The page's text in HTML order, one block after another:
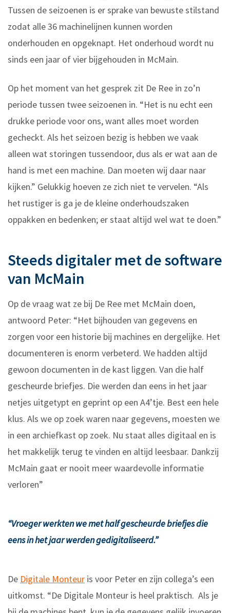
Tussen de seizoenen is er sprake van bewuste stilstand
zodat alle 36 machinelijnen kunnen worden
onderhouden en opgeknapt. Het onderhoud wordt nu
sinds een jaar of vier bijgehouden in McMain.
Op het moment van het gesprek zit De Ree in zo’n
periode tussen twee seizoenen in. “Het is nu echt een
drukke periode voor ons, want alles moet worden
gecheckt. Als het seizoen bezig is hebben we vaak
alleen wat storingen tussendoor, dus als er wat aan de
hand is met een machine. Dan moeten wij daar naar
kijken.” Gelukkig hoeven ze zich niet te vervelen. “Als
het rustiger is ga je de kleine onderhoudszaken
oppakken en bedenken; er staat altijd wel wat te doen.”
Steeds digitaler met de software
van McMain
Op de vraag wat ze bij De Ree met McMain doen,
antwoord Peter: “Het bijhouden van gegevens en
zorgen voor een historie bij machines en dergelijke. Het
documenteren is enorm verbeterd. We hadden altijd
gewoon documenten in de kast liggen. Van die half
gescheurde briefjes. Die werden dan eens in het jaar
netjes uitgetypt en geprint op een A4’tje. Best een hele
klus. Als we op zoek waren naar gegevens, moesten we
in een archiefkast op zoek. Nu staat alles digitaal en is
het makkelijk terug te vinden en altijd leesbaar. Dankzij
McMain gaat er nooit meer waardevolle informatie
verloren”
“Vroeger werkten we met half gescheurde briefjes die
eens in het jaar werden gedigitaliseerd.”
De Digitale Monteur is voor Peter en zijn collega’s een
uitkomst. “De Digitale Monteur is heel praktisch. Als je